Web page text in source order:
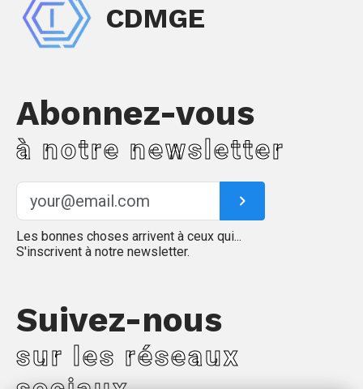
CDMGE
Abonnez-vous
à notre newsletter
Les bonnes choses arrivent à ceux qui...
S'inscrivent à notre newsletter.
Suivez-nous
sur les réseaux